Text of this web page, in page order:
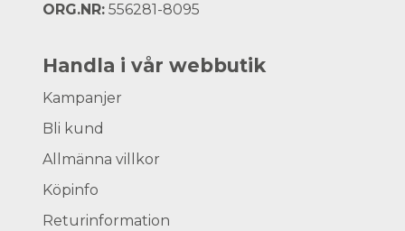
ORG.NR: 556281-8095
Handla i vår webbutik
Kampanjer
Bli kund
Allmänna villkor
Köpinfo
Returinformation